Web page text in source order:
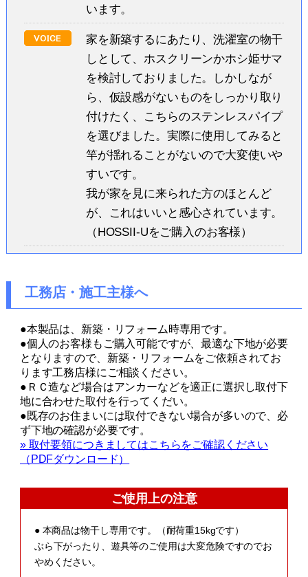
います。
家を新築するにあたり、洗濯室の物干
しとして、ホスクリーンかホシ姫サマ
を検討しておりました。しかしなが
ら、仮設感がないものをしっかり取り
付けたく、こちらのステンレスパイプ
を選びました。実際に使用してみると
竿が揺れることがないので大変使いや
すいです。
我が家を見に来られた方のほとんど
が、これはいいと感心されています。
（HOSSII-Uをご購入のお客様）
工務店・施工主様へ
●本製品は、新築・リフォーム時専用です。
●個人のお客様もご購入可能ですが、最適な下地が必要
となりますので、新築・リフォームをご依頼されてお
ります工務店様にご相談ください。
●ＲＣ造など場合はアンカーなどを適正に選択し取付下
地に合わせた取付を行ってくだい。
●既存のお住まいには取付できない場合が多いので、必
ず下地の確認が必要です。
» 取付要領につきましてはこちらをご確認ください
（PDFダウンロード）
ご使用上の注意
● 本商品は物干し専用です。（耐荷重15kgです）
ぶら下がったり、遊具等のご使用は大変危険ですのでお
やめください。